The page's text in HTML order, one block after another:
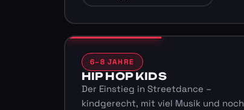
6–8 JAHRE
HIP HOP KIDS
Der Einstieg in Streetdance –
kindgerecht, mit viel Musik und noch